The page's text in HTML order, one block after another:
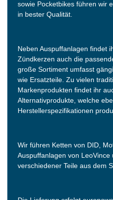
sowie Pocketbikes führen wir
in bester Qualität.
Neben Auspuffanlagen findet
Zündkerzen auch die
große Sortiment umfasst
wie Ersatzteile. Zu vielen
Markenprodukten findet ihr
Alternativprodukte, welche
Herstellerspezifikationen
Wir führen Ketten von DID,
Auspuffanlagen von LeoVince
verschiedener Teile aus dem